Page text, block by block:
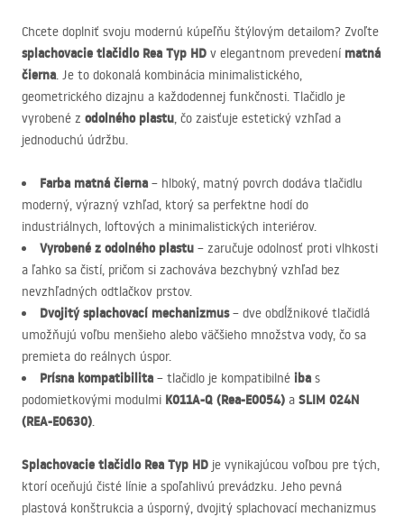
Chcete doplniť svoju modernú kúpeľňu štýlovým detailom? Zvoľte
splachovacie tlačidlo Rea Typ HD v elegantnom prevedení matná
čierna. Je to dokonalá kombinácia minimalistického,
geometrického dizajnu a každodennej funkčnosti. Tlačidlo je
vyrobené z odolného plastu, čo zaisťuje estetický vzhľad a
jednoduchú údržbu.
Farba matná čierna – hlboký, matný povrch dodáva tlačidlu
moderný, výrazný vzhľad, ktorý sa perfektne hodí do
industriálnych, loftových a minimalistických interiérov.
Vyrobené z odolného plastu – zaručuje odolnosť proti vlhkosti
a ľahko sa čistí, pričom si zachováva bezchybný vzhľad bez
nevzhľadných odtlačkov prstov.
Dvojitý splachovací mechanizmus– dve obdĺžnikové tlačidlá
umožňujú voľbu menšieho alebo väčšieho množstva vody, čo sa
premieta do reálnych úspor.
Prísna kompatibilita – tlačidlo je kompatibilné iba s
podomietkovými modulmi K011A-Q (Rea-E0054) a SLIM 024N
(REA-E0630).
Splachovacie tlačidlo Rea Typ HD je vynikajúcou voľbou pre tých,
ktorí oceňujú čisté línie a spoľahlivú prevádzku. Jeho pevná
plastová konštrukcia a úsporný, dvojitý splachovací mechanizmus